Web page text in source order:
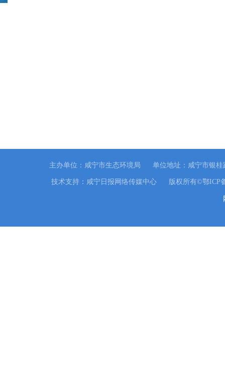
主办单位：咸宁市生态环境局 单位地址：咸宁市银桂
技术支持：咸宁日报网络传媒中心 版权所有©鄂ICP